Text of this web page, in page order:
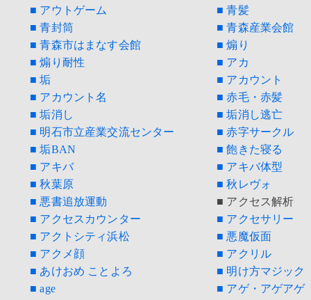
■ アウトゲーム
■ 青髪
■ 青封筒
■ 青森産業会館
■ 青森市はまなす会館
■ 煽り
■ 煽り耐性
■ アカ
■ 垢
■ アカウント
■ アカウント名
■ 赤毛・赤髪
■ 垢消し
■ 垢消し逃亡
■ 明石市立産業交流センター
■ 赤字サークル
■ 垢BAN
■ 飽きた寝る
■ アキバ
■ アキバ体型
■ 秋葉原
■ 秋レヴォ
■ 悪書追放運動
■ アクセス解析
■ アクセスカウンター
■ アクセサリー
■ アクトシティ浜松
■ 悪魔仮面
■ アクメ顔
■ アクリル
■ あけおめ ことよろ
■ 明け方マジック
■ age
■ アゲ・アゲアゲ